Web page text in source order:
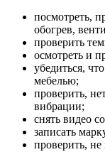
посмотреть,
обогрев,
проверить
осмотреть и
убедиться,
мебелью;
проверить,
вибрации;
снять видео
записать
проверить,